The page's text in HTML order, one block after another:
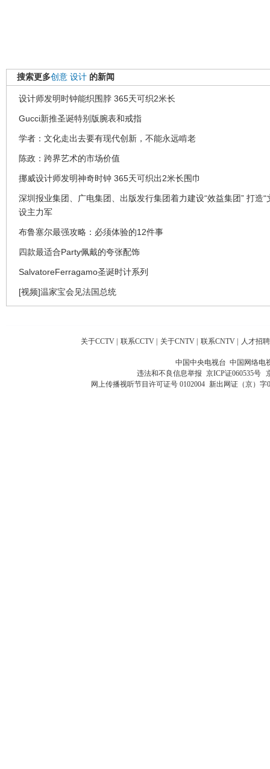
搜索更多创意 设计 的新闻
设计师发明时钟能织围脖 365天可织2米长
Gucci新推圣诞特别版腕表和戒指
学者：文化走出去要有现代创新，不能永远啃老
陈政：跨界艺术的市场价值
挪威设计师发明神奇时钟 365天可织出2米长围巾
深圳报业集团、广电集团、出版发行集团着力建设“效益集团” 打造“
设主力军
布鲁塞尔最强攻略：必须体验的12件事
四款最适合Party佩戴的夸张配饰
SalvatoreFerragamo圣诞时计系列
[视频]温家宝会见法国总统
关于CCTV 联系CCTV 关于CNTV 联系CNTV 人才招聘
中国中央电视台 中国网络电
违法和不良信息举报 京ICP证060535号
网上传播视听节目许可证号 0102004 新出网证（京）